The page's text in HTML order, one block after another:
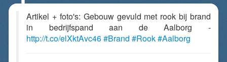
Artikel + foto's: Gebouw gevuld met rook bij brand
in bedrijfspand aan de Aalborg -
http://t.co/elXktAvc46#Brand #Rook#Aalborg